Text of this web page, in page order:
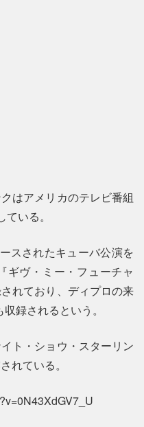
はアメリカのテレビ番組
いる。
スされたキューバ公演を
ギヴ・ミー・フューチャ
れており、ディプロの来
録されるという。
ト・ショウ・スターリン
れている。